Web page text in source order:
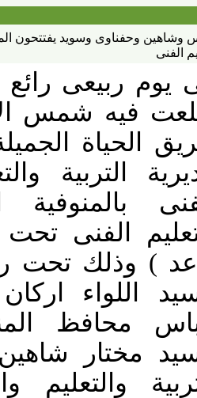
وحفناوى وسويد يفتتحون
ربيعى رائع
فيه شمس
الحياة
التربية
بالمنوفية
الفنى تحت
) وذلك تحت
اللواء
محافظ
مختار شاهين
والتعليم